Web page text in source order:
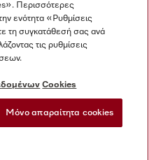
Περισσότερες
ενότητα «Ρυθμίσεις
τη συγκατάθεσή σας ανά
τις ρυθμίσεις
Cookies
Μόνο απαραίτητα cookies